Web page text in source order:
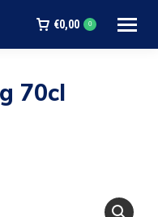
€0,00 0
70cl